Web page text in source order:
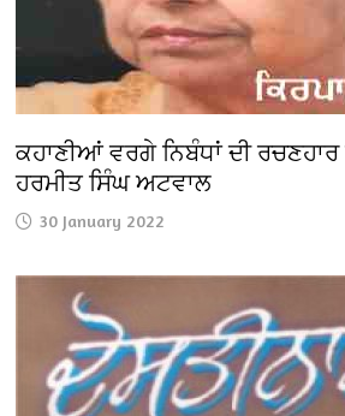
ਕਹਾਣੀਆਂ ਵਰਗੇ ਨਿਬੰਧਾਂ ਦੀ
ਹਰਮੀਤ ਸਿੰਘ ਅਟਵਾਲ
30 January 2022